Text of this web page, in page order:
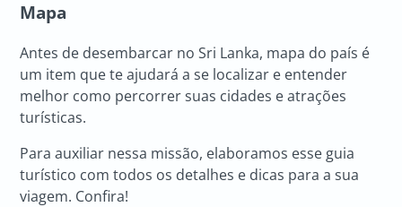
Mapa
Antes de desembarcar no Sri Lanka, mapa do país é
um item que te ajudará a se localizar e entender
melhor como percorrer suas cidades e atrações
turísticas.
Para auxiliar nessa missão, elaboramos esse guia
turístico com todos os detalhes e dicas para a sua
viagem. Confira!